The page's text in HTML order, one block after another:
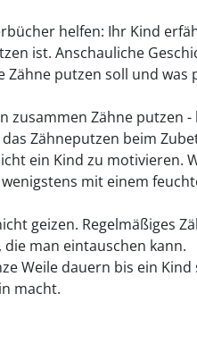
helfen: Ihr Kind
ist. Anschauliche
Zähne putzen soll und was
zusammen Zähne putzen -
das Zähneputzen beim
ein Kind zu motivieren.
mit einem
geizen. Regelmäßiges
man eintauschen kann.
Weile dauern bis ein
macht.